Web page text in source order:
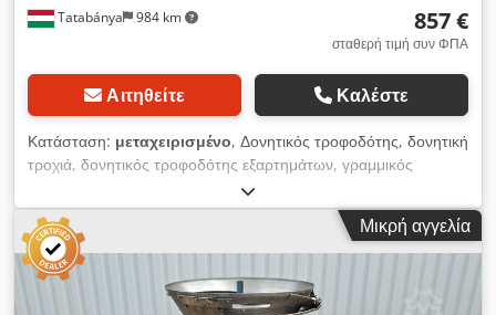
Tatabánya 984 km 857 €
σταθερή τιμή συν ΦΠΑ
Αιτηθείτε Καλέστε
Κατάσταση: μεταχειρισμένο, Δονητικός τροφοδότης, δονητική
τροχιά, δονητικός τροφοδότης εξαρτημάτων, γραμμικός
δονητικός τροφοδότης, RNA SLL400-400, μεταχειρισμένο
μηχάνημα Κατασκευαστής: RNA Τύπος: SLL400-400 Συνολικές
διαστάσεις: Πλάτος: 675 mm Βάθος: 690 mm Ύψος: 1600
mm Dkedpfx Aasyrti Ijfer Ηλεκτρικά στοιχεία: 230V; 0,60A;
120VA Διαστάσεις χοάνης: 500 x 495 mm Διαστάσεις
δονητικής τροχιάς: 500 x 100 x 70 mm
Μικρή αγγελία